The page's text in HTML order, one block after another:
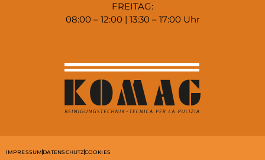
FREITAG:
08:00 – 12:00 | 13:30 – 17:00 Uhr
IMPRESSUM DATENSCHUTZCOOKIES